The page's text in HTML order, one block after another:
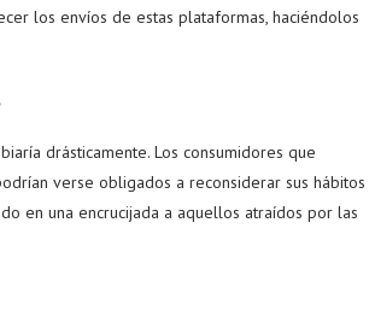
los envíos de estas plataformas, haciéndolos
drásticamente. Los consumidores que
verse obligados a reconsiderar sus hábitos
en una encrucijada a aquellos atraídos por las